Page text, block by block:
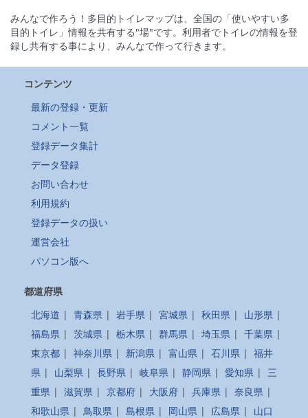
みんなで作ろう！多目的トイレマップは、全国の「使いやすい多
目的トイレ」情報を共有する"場"です。利用者でトイレの情報を登
録し共有する事により、みんなで作って行きます。
コンテンツ
最新の登録・更新
コメント一覧
登録データ集計
データ登録
お問い合わせ
利用規約
登録データの扱い
運営会社
パソコン版へ
都道府県
北海道 | 青森県 | 岩手県 | 宮城県 | 秋田県 | 山形県 |
福島県 | 茨城県 | 栃木県 | 群馬県 | 埼玉県 | 千葉県 |
東京都 | 神奈川県 | 新潟県 | 富山県 | 石川県 | 福井
県 | 山梨県 | 長野県 | 岐阜県 | 静岡県 | 愛知県 | 三
重県 | 滋賀県 | 京都府 | 大阪府 | 兵庫県 | 奈良県 |
和歌山県 | 鳥取県 | 島根県 | 岡山県 | 広島県 | 山口